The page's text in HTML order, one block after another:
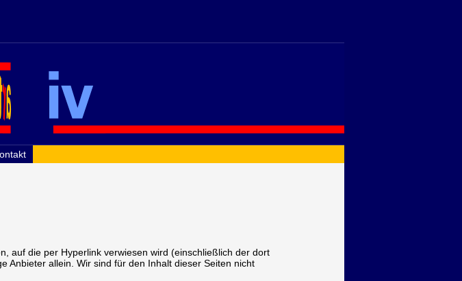
auf die per Hyperlink verwiesen wird (einschließlich der dort
Anbieter allein. Wir sind für den Inhalt dieser Seiten nicht